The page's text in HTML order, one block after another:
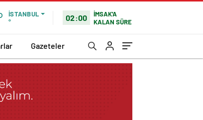
İSTANBUL
°
02:00
İMSAK'A
KALAN SÜRE
Gazeteler